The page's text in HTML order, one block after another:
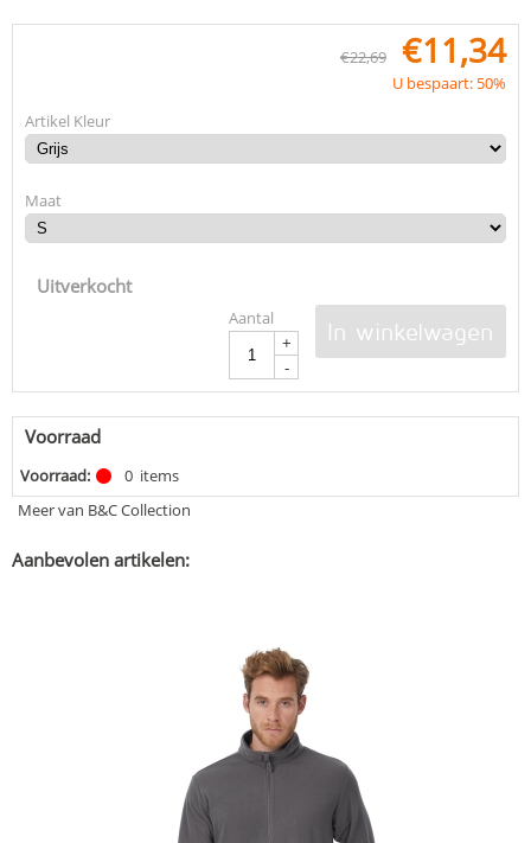
€22,69 €11,34
U bespaart: 50%
Artikel Kleur
Maat
Uitverkocht
Aantal
+
-
In winkelwagen
Voorraad
Voorraad: 0 items
Meer van B&C Collection
Aanbevolen artikelen: